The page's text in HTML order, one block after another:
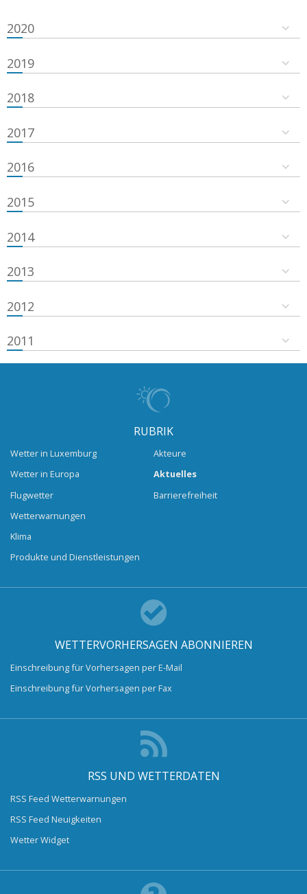
2020
2019
2018
2017
2016
2015
2014
2013
2012
2011
RUBRIK
Wetter in Luxemburg
Wetter in Europa
Flugwetter
Wetterwarnungen
Klima
Produkte und Dienstleistungen
Akteure
Aktuelles
Barrierefreiheit
WETTERVORHERSAGEN ABONNIEREN
Einschreibung für Vorhersagen per E-Mail
Einschreibung für Vorhersagen per Fax
RSS UND WETTERDATEN
RSS Feed Wetterwarnungen
RSS Feed Neuigkeiten
Wetter Widget